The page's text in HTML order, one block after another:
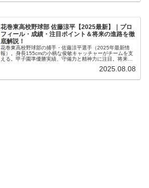
花巻東高校野球部 佐藤涼平【2025最新】｜プロ
フィール・成績・注目ポイント＆将来の進路を徹
底解説！
花巻東高校野球部の捕手・佐藤涼平選手（2025年最新情
報）。身長155cmの小柄な俊敏キャッチャーがチームを支
える。甲子園準優勝実績、守備力と精神力に注目。将来の
2025.08.08